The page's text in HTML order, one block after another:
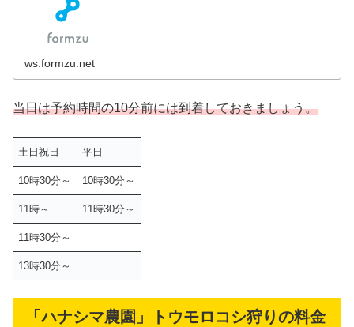
ws.formzu.net
当日は予約時間の10分前には到着しておきましょう。
土日祝日 平日
10時30分～ 10時30分～
11時～ 11時30分～
11時30分～
13時30分～
「ハナシマ農園」トウモロコシ狩りの料金